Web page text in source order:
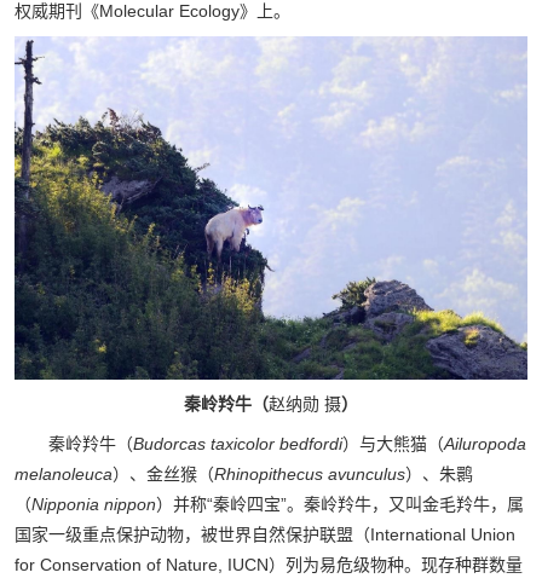
权威期刊《Molecular Ecology》上。
秦岭羚牛（赵纳勋 摄）
秦岭羚牛（Budorcas taxicolor bedfordi）与大熊猫（Ailuropoda
melanoleuca）、金丝猴（Rhinopithecus avunculus）、朱鹮
（Nipponia nippon）并称“秦岭四宝”。秦岭羚牛，又叫金毛羚牛，属
国家一级重点保护动物，被世界自然保护联盟（International Union
for Conservation of Nature, IUCN）列为易危级物种。现存种群数量